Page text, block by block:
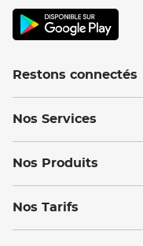
Restons connectés
Nos Services
Nos Produits
Nos Tarifs